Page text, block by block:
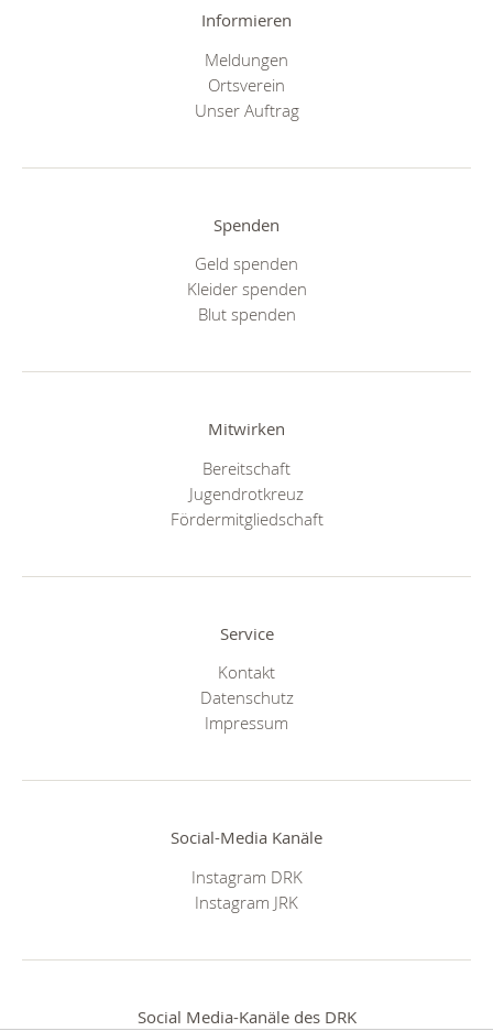
Informieren
Meldungen
Ortsverein
Unser Auftrag
Spenden
Geld spenden
Kleider spenden
Blut spenden
Mitwirken
Bereitschaft
Jugendrotkreuz
Fördermitgliedschaft
Service
Kontakt
Datenschutz
Impressum
Social-Media Kanäle
Instagram DRK
Instagram JRK
Social Media-Kanäle des DRK